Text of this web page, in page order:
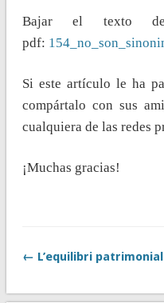
Bajar el texto
pdf:
Si este artículo le ha
compártalo con sus
cualquiera de las redes
¡Muchas gracias!
← L’equilibri patrimonial